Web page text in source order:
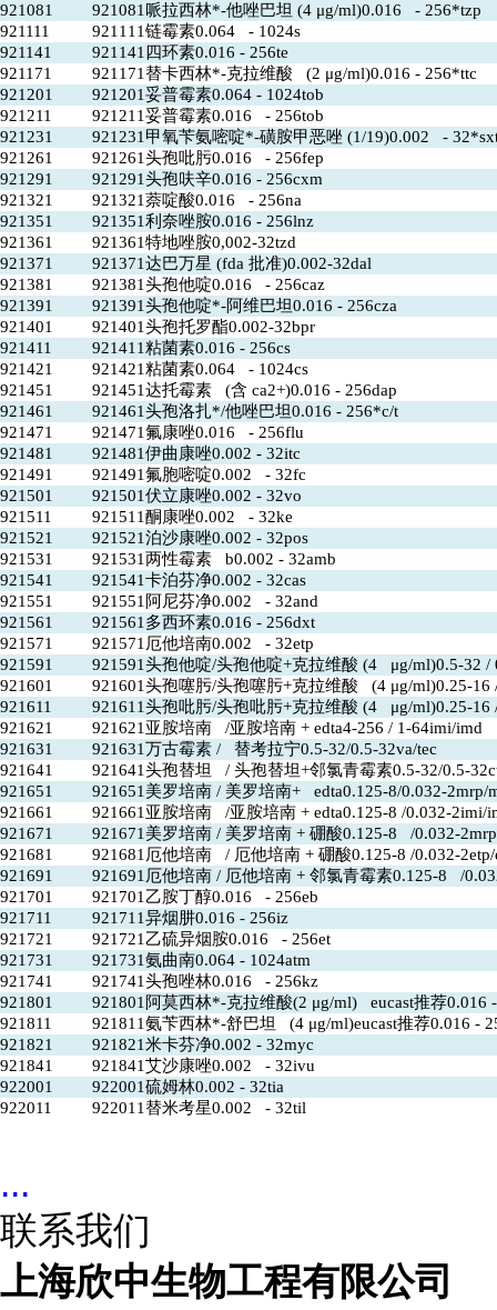
921081
921081哌拉西林*-他唑巴坦 (4 μg/ml)0.016 - 256*tzp
921111
921111链霉素0.064 - 1024s
921141
921141四环素0.016 - 256te
921171
921171替卡西林*-克拉维酸 (2 μg/ml)0.016 - 256*ttc
921201
921201妥普霉素0.064 - 1024tob
921211
921211妥普霉素0.016 - 256tob
921231
921231甲氧苄氨嘧啶*-磺胺甲恶唑 (1/19)0.002 -
921261
921261头孢吡肟0.016 - 256fep
921291
921291头孢呋辛0.016 - 256cxm
921321
921321萘啶酸0.016 - 256na
921351
921351利奈唑胺0.016 - 256lnz
921361
921361特地唑胺0,002-32tzd
921371
921371达巴万星 (fda 批准)0.002-32dal
921381
921381头孢他啶0.016 - 256caz
921391
921391头孢他啶*-阿维巴坦0.016 - 256cza
921401
921401头孢托罗酯0.002-32bpr
921411
921411粘菌素0.016 - 256cs
921421
921421粘菌素0.064 - 1024cs
921451
921451达托霉素 (含 ca2+)0.016 - 256dap
921461
921461头孢洛扎*/他唑巴坦0.016 - 256*c/t
921471
921471氟康唑0.016 - 256flu
921481
921481伊曲康唑0.002 - 32itc
921491
921491氟胞嘧啶0.002 - 32fc
921501
921501伏立康唑0.002 - 32vo
921511
921511酮康唑0.002 - 32ke
921521
921521泊沙康唑0.002 - 32pos
921531
921531两性霉素 b0.002 - 32amb
921541
921541卡泊芬净0.002 - 32cas
921551
921551阿尼芬净0.002 - 32and
921561
921561多西环素0.016 - 256dxt
921571
921571厄他培南0.002 - 32etp
921591
921591头孢他啶/头孢他啶+克拉维酸 (4 μg/ml)0.5-32 /
921601
921601头孢噻肟/头孢噻肟+克拉维酸 (4 μg/ml)0.25-16
921611
921611头孢吡肟/头孢吡肟+克拉维酸 (4 μg/ml)0.25-16
921621
921621亚胺培南 /亚胺培南 + edta4-256 / 1-64imi/imd
921631
921631万古霉素 / 替考拉宁0.5-32/0.5-32va/tec
921641
921641头孢替坦 / 头孢替坦+邻氯青霉素0.5-32/0.5-
921651
921651美罗培南 / 美罗培南+ edta0.125-8/0.032-2mrp/
921661
921661亚胺培南 /亚胺培南 + edta0.125-8 /0.032-2imi/
921671
921671美罗培南 / 美罗培南 + 硼酸0.125-8 /0.032-
921681
921681厄他培南 / 厄他培南 + 硼酸0.125-8 /0.032-2etp/
921691
921691厄他培南 / 厄他培南 + 邻氯青霉素0.125-8 /
921701
921701乙胺丁醇0.016 - 256eb
921711
921711异烟肼0.016 - 256iz
921721
921721乙硫异烟胺0.016 - 256et
921731
921731氨曲南0.064 - 1024atm
921741
921741头孢唑林0.016 - 256kz
921801
921801阿莫西林*-克拉维酸(2 μg/ml) eucast推荐0.016
921811
921811氨苄西林*-舒巴坦 (4 μg/ml)eucast推荐0.016 -
921821
921821米卡芬净0.002 - 32myc
921841
921841艾沙康唑0.002 - 32ivu
922001
922001硫姆林0.002 - 32tia
922011
922011替米考星0.002 - 32til
...
联系我们
上海欣中生物工程有限公司